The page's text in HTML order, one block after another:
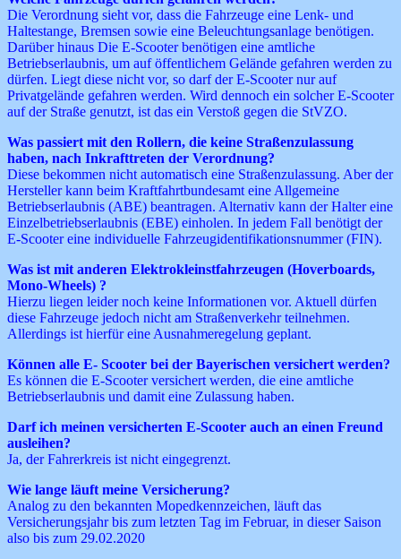
Die Verordnung sieht vor, dass die Fahrzeuge eine Lenk- und
Haltestange, Bremsen sowie eine Beleuchtungsanlage benötigen.
Darüber hinaus Die E-Scooter benötigen eine amtliche
Betriebserlaubnis, um auf öffentlichem Gelände gefahren werden zu
dürfen. Liegt diese nicht vor, so darf der E-Scooter nur auf
Privatgelände gefahren werden. Wird dennoch ein solcher E-Scooter
auf der Straße genutzt, ist das ein Verstoß gegen die StVZO.
Was passiert mit den Rollern, die keine Straßenzulassung
haben, nach Inkrafttreten der Verordnung?
Diese bekommen nicht automatisch eine Straßenzulassung. Aber der
Hersteller kann beim Kraftfahrtbundesamt eine Allgemeine
Betriebserlaubnis (ABE) beantragen. Alternativ kann der Halter eine
Einzelbetriebserlaubnis (EBE) einholen. In jedem Fall benötigt der
E-Scooter eine individuelle Fahrzeugidentifikationsnummer (FIN).
Was ist mit anderen Elektrokleinstfahrzeugen (Hoverboards,
Mono-Wheels) ?
Hierzu liegen leider noch keine Informationen vor. Aktuell dürfen
diese Fahrzeuge jedoch nicht am Straßenverkehr teilnehmen.
Allerdings ist hierfür eine Ausnahmeregelung geplant.
Können alle E- Scooter bei der Bayerischen versichert werden?
Es können die E-Scooter versichert werden, die eine amtliche
Betriebserlaubnis und damit eine Zulassung haben.
Darf ich meinen versicherten E-Scooter auch an einen Freund
ausleihen?
Ja, der Fahrerkreis ist nicht eingegrenzt.
Wie lange läuft meine Versicherung?
Analog zu den bekannten Mopedkennzeichen, läuft das
Versicherungsjahr bis zum letzten Tag im Februar, in dieser Saison
also bis zum 29.02.2020